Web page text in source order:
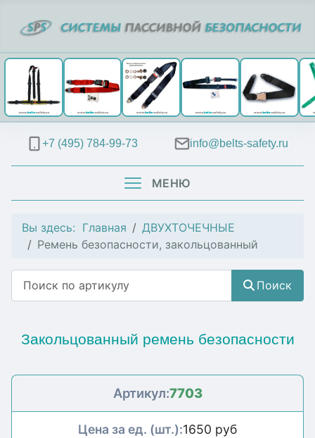
+7 (495) 784-99-73 info@belts-safety.ru
МЕНЮ
Вы здесь: Главная
ДВУХТОЧЕЧНЫЕ
Ремень безопасности, закольцованный
Поиск
Закольцованный ремень безопасности
Артикул:7703
Цена за ед. (шт.):1650 руб